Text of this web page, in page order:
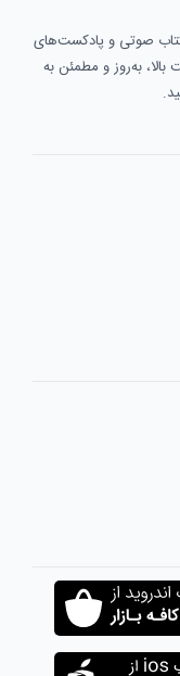
صوتی و پادکست‌های
به‌روز و مطمئن به